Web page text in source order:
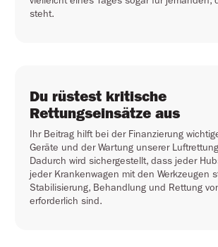
steht.
Du rüstest kritische
Rettungseinsätze aus
Ihr Beitrag hilft bei der Finanzierung
Geräte und der Wartung unserer
Dadurch wird sichergestellt, dass jeder
jeder Krankenwagen mit den Werkzeugen
Stabilisierung, Behandlung und Rettung
erforderlich sind.